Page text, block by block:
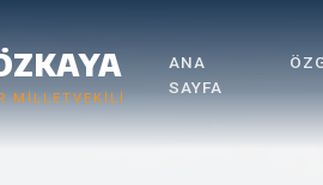
MILLETVEKILI
ANA
SAYFA